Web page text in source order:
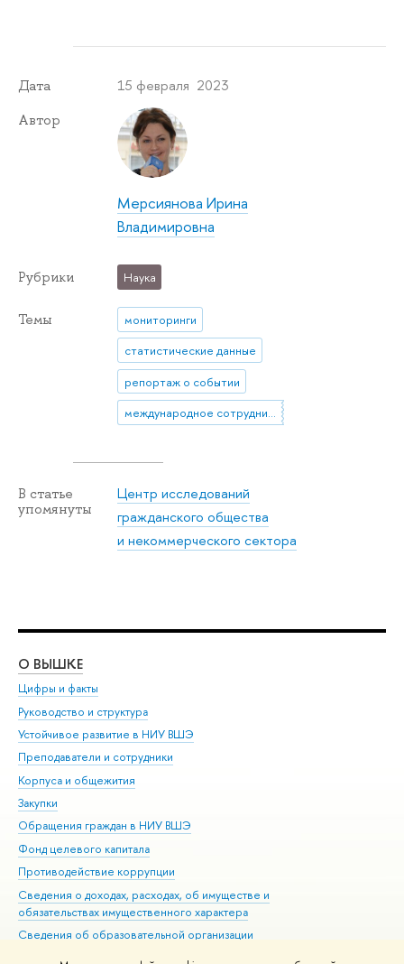
Дата 15 февраля 2023
Автор
Мерсиянова Ирина
Владимировна
Рубрики Наука
Темы
мониторинги
статистические данные
репортаж о событии
международное сотрудничество
В статье
упомянуты
Центр исследований
гражданского общества
и некоммерческого сектора
О ВЫШКЕ
Цифры и факты
Руководство и структура
Устойчивое развитие в НИУ ВШЭ
Преподаватели и сотрудники
Корпуса и общежития
Закупки
Обращения граждан в НИУ ВШЭ
Фонд целевого капитала
Противодействие коррупции
Сведения о доходах, расходах, об имуществе и
обязательствах имущественного характера
Сведения об образовательной организации
Людям с ограниченными возможностями здоровья